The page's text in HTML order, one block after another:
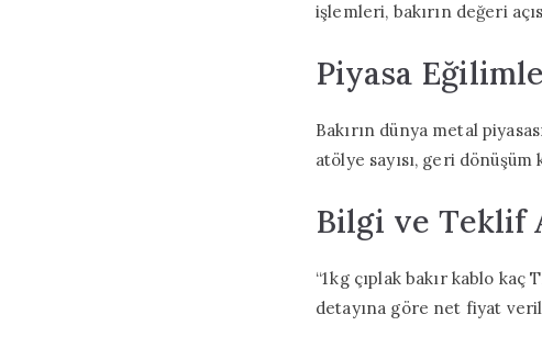
işlemleri, bakırın değeri
Piyasa
Bakırın dünya metal
atölye sayısı, geri
Bilgi ve Teklif
“1 kg çıplak bakır kablo
detayına göre net fiyat